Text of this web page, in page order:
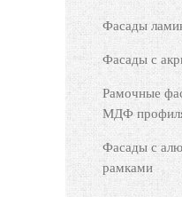
Фасады
Фасады с
Рамочные
МДФ
Фасады с
рамками